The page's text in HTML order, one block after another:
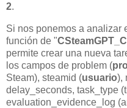
2.
Si nos ponemos a analizar
función de "
permite crear una nueva
los campos de problem (
Steam), steamid (usuario),
delay_seconds, task_type
evaluation_evidence_log